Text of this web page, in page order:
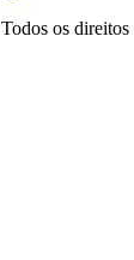
os direitos